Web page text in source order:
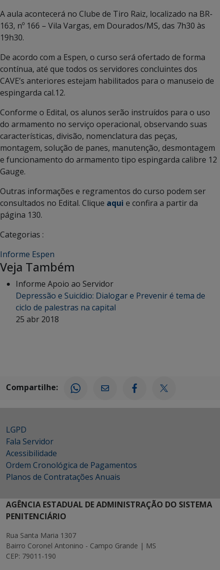
A aula acontecerá no Clube de Tiro Raiz, localizado na BR-
163, nº 166 – Vila Vargas, em Dourados/MS, das 7h30 às
19h30.
De acordo com a Espen, o curso será ofertado de forma
contínua, até que todos os servidores concluintes dos
CAVE’s anteriores estejam habilitados para o manuseio de
espingarda cal.12.
Conforme o Edital, os alunos serão instruídos para o uso
do armamento no serviço operacional, observando suas
características, divisão, nomenclatura das peças,
montagem, solução de panes, manutenção, desmontagem
e funcionamento do armamento tipo espingarda calibre 12
Gauge.
Outras informações e regramentos do curso podem ser
consultados no Edital. Clique aqui e confira a partir da
página 130.
Categorias :
Informe Espen
Veja Também
Informe Apoio ao Servidor
Depressão e Suicídio: Dialogar e Prevenir é tema de
ciclo de palestras na capital
25 abr 2018
Compartilhe:
LGPD
Fala Servidor
Acessibilidade
Ordem Cronológica de Pagamentos
Planos de Contratações Anuais
AGÊNCIA ESTADUAL DE ADMINISTRAÇÃO DO SISTEMA
PENITENCIÁRIO
Rua Santa Maria 1307
Bairro Coronel Antonino - Campo Grande | MS
CEP: 79011-190